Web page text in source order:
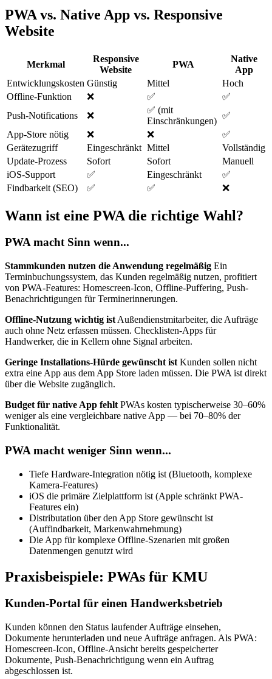
PWA vs. Native App vs. Responsive
Website
Merkmal
Responsive
Website
PWA
Native
App
Entwicklungskosten Günstig Mittel
Hoch
Offline-Funktion
❌ ✅
✅
Push-Notifications
❌
✅ (mit
Einschränkungen)
✅
App-Store nötig
❌ ❌
✅
Gerätezugriff
Eingeschränkt Mittel
Vollständig
Update-Prozess
Sofort Sofort
Manuell
iOS-Support
✅ Eingeschränkt
✅
Findbarkeit (SEO)
✅ ✅ ❌
Wann ist eine PWA die richtige Wahl?
PWA macht Sinn wenn...
Stammkunden nutzen die Anwendung regelmäßig Ein
Terminbuchungssystem, das Kunden regelmäßig nutzen, profitiert
von PWA-Features: Homescreen-Icon, Offline-Puffering, Push-
Benachrichtigungen für Terminerinnerungen.
Offline-Nutzung wichtig ist Außendienstmitarbeiter, die Aufträge
auch ohne Netz erfassen müssen. Checklisten-Apps für
Handwerker, die in Kellern ohne Signal arbeiten.
Geringe Installations-Hürde gewünscht ist Kunden sollen nicht
extra eine App aus dem App Store laden müssen. Die PWA ist direkt
über die Website zugänglich.
Budget für native App fehlt PWAs kosten typischerweise 30–60%
weniger als eine vergleichbare native App — bei 70–80% der
Funktionalität.
PWA macht weniger Sinn wenn...
Tiefe Hardware-Integration nötig ist (Bluetooth, komplexe
Kamera-Features)
iOS die primäre Zielplattform ist (Apple schränkt PWA-
Features ein)
Distributation über den App Store gewünscht ist
(Auffindbarkeit, Markenwahrnehmung)
Die App für komplexe Offline-Szenarien mit großen
Datenmengen genutzt wird
Praxisbeispiele: PWAs für KMU
Kunden-Portal für einen Handwerksbetrieb
Kunden können den Status laufender Aufträge einsehen,
Dokumente herunterladen und neue Aufträge anfragen. Als PWA:
Homescreen-Icon, Offline-Ansicht bereits gespeicherter
Dokumente, Push-Benachrichtigung wenn ein Auftrag
abgeschlossen ist.